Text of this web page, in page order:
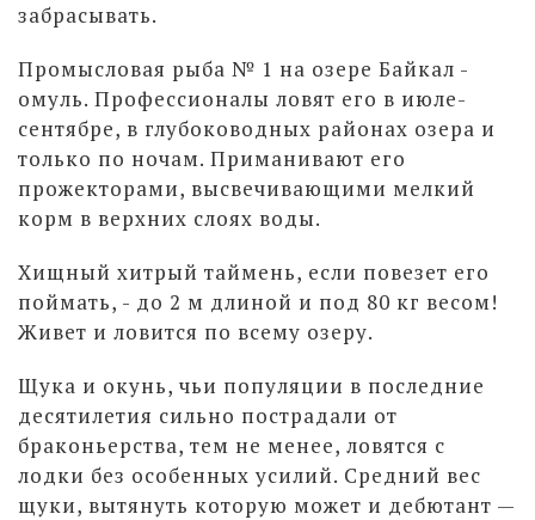
забрасывать.
Промысловая рыба № 1 на озере Байкал -
омуль. Профессионалы ловят его в июле-
сентябре, в глубоководных районах озера и
только по ночам. Приманивают его
прожекторами, высвечивающими мелкий
корм в верхних слоях воды.
Хищный хитрый таймень, если повезет его
поймать, - до 2 м длиной и под 80 кг весом!
Живет и ловится по всему озеру.
Щука и окунь, чьи популяции в последние
десятилетия сильно пострадали от
браконьерства, тем не менее, ловятся с
лодки без особенных усилий. Средний вес
щуки, вытянуть которую может и дебютант —